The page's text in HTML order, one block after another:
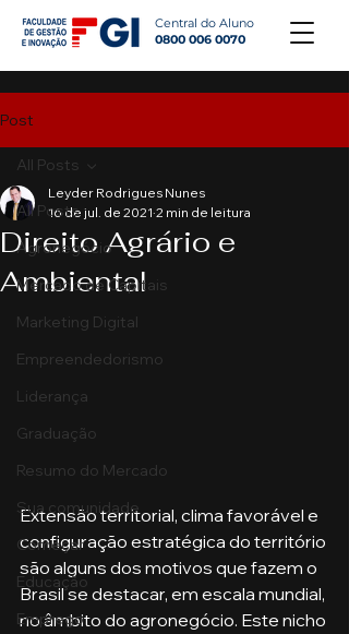
Central do Aluno
0800 006 0070
Post
All Posts
Agronegócio
Mercado de Capitais
Marketing Digital
Empreendedorismo
Liderança
Graduação
Resumo do Mercado
Sua comunidade
Começar
Educação
Emprego
All Posts
Direito Agrário e
Ambiental
Leyder Rodrigues Nunes
16 de jul. de 2021 2 min de leitura
Extensão territorial, clima favorável e
configuração estratégica do território
são alguns dos motivos que fazem o
Brasil se destacar, em escala mundial,
no âmbito do agronegócio. Este nicho